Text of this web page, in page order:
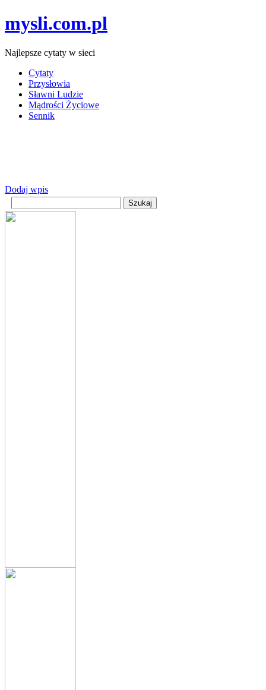
mysli.com.pl
Najlepsze cytaty w sieci
Cytaty
Przysłowia
Sławni Ludzie
Mądrości Życiowe
Sennik
Dodaj wpis